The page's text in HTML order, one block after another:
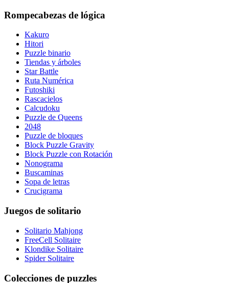
Rompecabezas de lógica
Kakuro
Hitori
Puzzle binario
Tiendas y árboles
Star Battle
Ruta Numérica
Futoshiki
Rascacielos
Calcudoku
Puzzle de Queens
2048
Puzzle de bloques
Block Puzzle Gravity
Block Puzzle con Rotación
Nonograma
Buscaminas
Sopa de letras
Crucigrama
Juegos de solitario
Solitario Mahjong
FreeCell Solitaire
Klondike Solitaire
Spider Solitaire
Colecciones de puzzles